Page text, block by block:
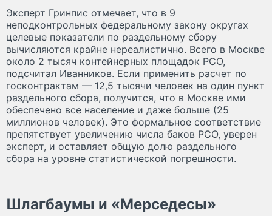
Эксперт Гринпис отмечает, что в 9
неподконтрольных федеральному закону округах
целевые показатели по раздельному сбору
вычисляются крайне нереалистично. Всего в Москве
около 2 тысяч контейнерных площадок РСО,
подсчитал Иванников. Если применить расчет по
госконтрактам — 12,5 тысячи человек на один пункт
раздельного сбора, получится, что в Москве ими
обеспечено все население и даже больше (25
миллионов человек). Это формальное соответствие
препятствует увеличению числа баков РСО, уверен
эксперт, и оставляет общую долю раздельного
сбора на уровне статистической погрешности.
Шлагбаумы и «Мерседесы»